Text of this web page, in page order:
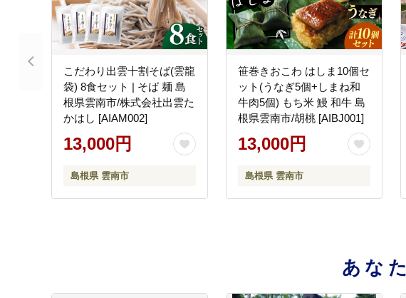
こだわり出雲十割そば(雲龍
袋) 8食セット | そば 麺 島
根県雲南市/株式会社出雲た
かはし [AIAM002]
13,000円
島根県 雲南市
笹巻きおこわ はしま10個セ
ット(うなぎ5個+しまね和
牛肉5個) もち米 鰻 和牛 島
根県雲南市/胡桃 [AIBJ001]
13,000円
島根県 雲南市
あな